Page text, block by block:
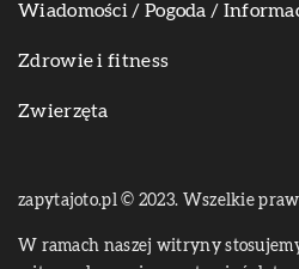
Wiadomości / Pogoda /
Zdrowie i fitness
Zwierzęta
zapytajoto.pl © 2023. Wszelkie
W ramach naszej witryny